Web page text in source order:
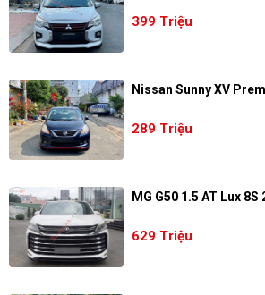
399 Triệu
Nissan Sunny XV
289 Triệu
MG G50 1.5 AT Lux 8S
629 Triệu